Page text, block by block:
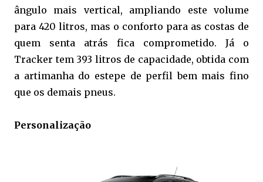
ângulo mais vertical, ampliando este volume
para 420 litros, mas o conforto para as costas de
quem senta atrás fica comprometido. Já o
Tracker tem 393 litros de capacidade, obtida com
a artimanha do estepe de perfil bem mais fino
que os demais pneus.
Personalização